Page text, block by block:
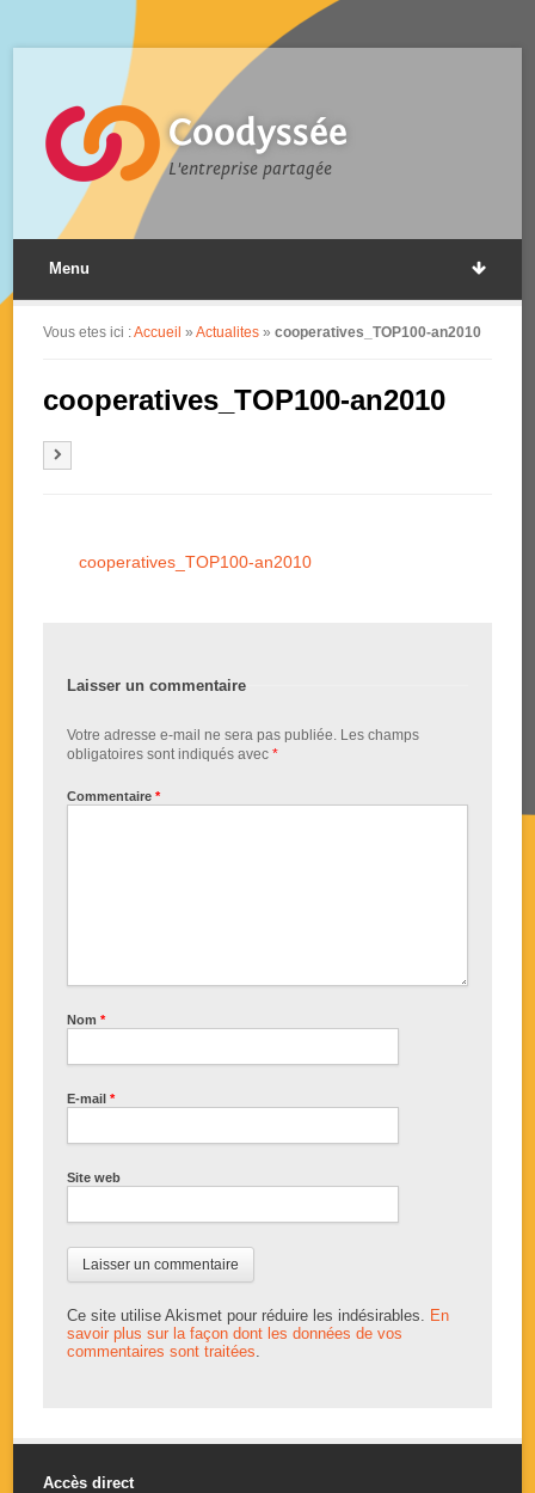
Coodyssée
L'entreprise partagée
Menu
Vous etes ici :Accueil »Actualites »cooperatives_TOP100-an2010
cooperatives_TOP100-an2010
cooperatives_TOP100-an2010
Laisser un commentaire
Votre adresse e-mail ne sera pas publiée. Les champs
obligatoires sont indiqués avec*
Commentaire*
Nom*
E-mail*
Site web
Ce site utilise Akismet pour réduire les indésirables. En
savoir plus sur la façon dont les données de vos
commentaires sont traitées.
Accès direct